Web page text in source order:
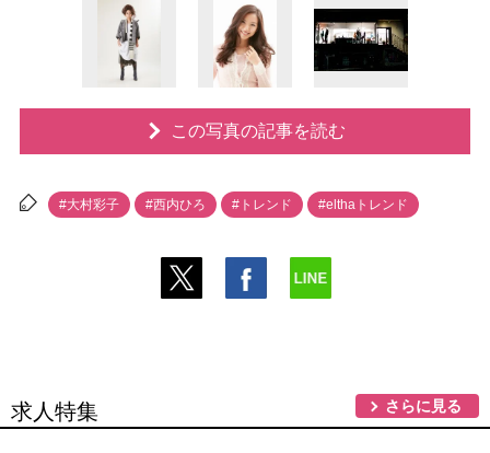
この写真の記事を読む
#大村彩子 #西内ひろ #トレンド #elthaトレンド
求人特集 さらに見る